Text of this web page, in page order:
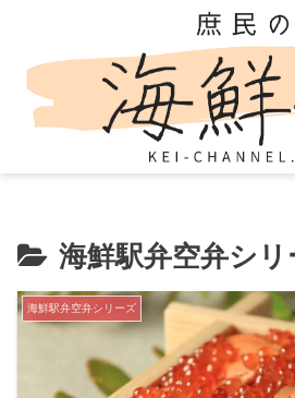
海鮮駅弁空弁シリ
海鮮駅弁空弁シリーズ